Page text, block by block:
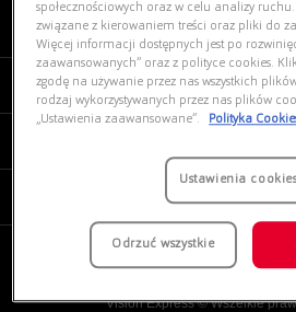
O NAS
MOJE VISION EXPRESS
Vision Express © Wszelkie
społecznościowych oraz w celu analizy
związane z kierowaniem treści oraz pliki do
Więcej informacji dostępnych jest po
zaawansowanych” oraz z polityce cookies.
zgodę na używanie przez nas wszystkich
rodzaj wykorzystywanych przez nas plików
„Ustawienia zaawansowane”.
Polityka
Ustawienia
Odrzuć wszystkie